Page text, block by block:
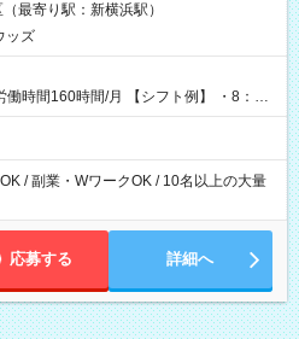
最寄り駅：新横浜駅）
ッズ
/月 【シフト例】 ・8：00
/ 副業・WワークOK / 10名以上の大量
応募する 詳細へ